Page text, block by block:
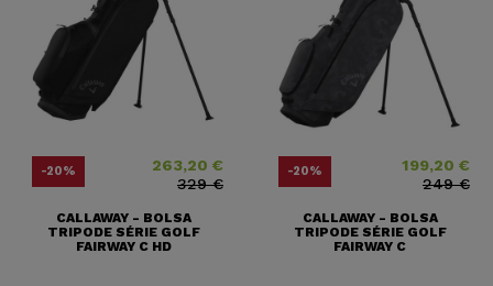
-20% Precio263,20 €
Precio base
329 €
CALLAWAY - BOLSA
TRIPODE SÉRIE GOLF
FAIRWAY C HD
-20% Precio199,20 €
Precio base
249 €
CALLAWAY - BOLSA
TRIPODE SÉRIE GOLF
FAIRWAY C